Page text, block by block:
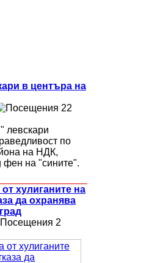
в центъра на
22
левскари
по
на НДК,
фен на "сините".
хулиганите на
да охранява
2